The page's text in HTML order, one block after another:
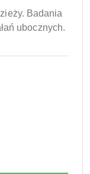
Badania
ubocznych.